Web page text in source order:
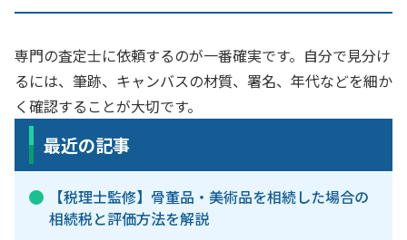
最近の記事
【税理士監修】骨董品・美術品を相続した場合の
相続税と評価方法を解説
専門の査定士に依頼するのが一番確実です。自分で見分け
るには、筆跡、キャンバスの材質、署名、年代などを細か
く確認することが大切です。